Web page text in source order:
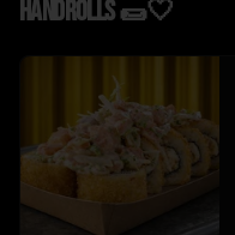
Handrolls 🌯🤍